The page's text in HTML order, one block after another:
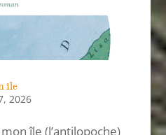
île
2026
île (l’antilopoche)